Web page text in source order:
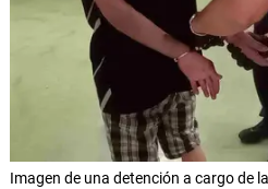
Imagen de una detención a cargo de